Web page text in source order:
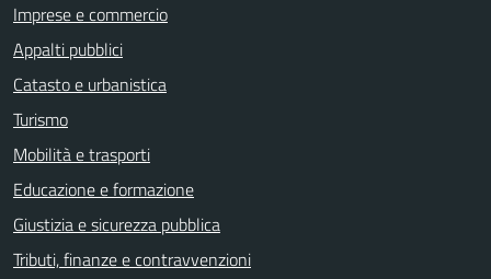
Imprese e commercio
Appalti pubblici
Catasto e urbanistica
Turismo
Mobilità e trasporti
Educazione e formazione
Giustizia e sicurezza pubblica
Tributi, finanze e contravvenzioni